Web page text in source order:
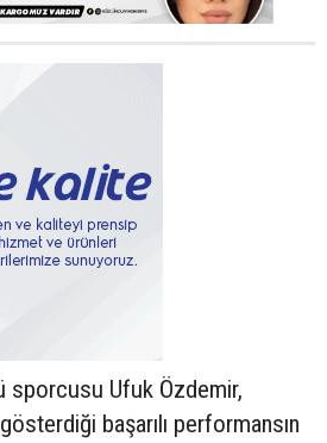
sporcusu Ufuk Özdemir,
başarılı performansın